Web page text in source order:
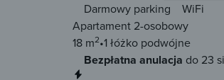
Darmowy parking
WiFi
Apartament 2-osobowy
18 m2 1 łóżko podwójne
Bezpłatna anulacja do 23